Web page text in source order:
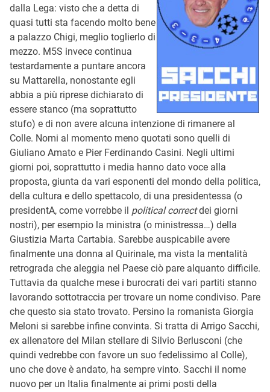
dalla Lega: visto che a detta di
quasi tutti sta facendo molto bene
a palazzo Chigi, meglio toglierlo di
mezzo. M5S invece continua
testardamente a puntare ancora
su Mattarella, nonostante egli
abbia a più riprese dichiarato di
essere stanco (ma soprattutto
stufo) e di non avere alcuna intenzione di rimanere al
Colle. Nomi al momento meno quotati sono quelli di
Giuliano Amato e Pier Ferdinando Casini. Negli ultimi
giorni poi, soprattutto i media hanno dato voce alla
proposta, giunta da vari esponenti del mondo della politica,
della cultura e dello spettacolo, di una presidentessa (o
presidentA, come vorrebbe il political correctdei giorni
nostri), per esempio la ministra (o ministressa…) della
Giustizia Marta Cartabia. Sarebbe auspicabile avere
finalmente una donna al Quirinale, ma vista la mentalità
retrograda che aleggia nel Paese ciò pare alquanto difficile.
Tuttavia da qualche mese i burocrati dei vari partiti stanno
lavorando sottotraccia per trovare un nome condiviso. Pare
che questo sia stato trovato. Persino la romanista Giorgia
Meloni si sarebbe infine convinta. Si tratta di Arrigo Sacchi,
ex allenatore del Milan stellare di Silvio Berlusconi (che
quindi vedrebbe con favore un suo fedelissimo al Colle),
uno che dove è andato, ha sempre vinto. Sacchi il nome
nuovo per un Italia finalmente ai primi posti della